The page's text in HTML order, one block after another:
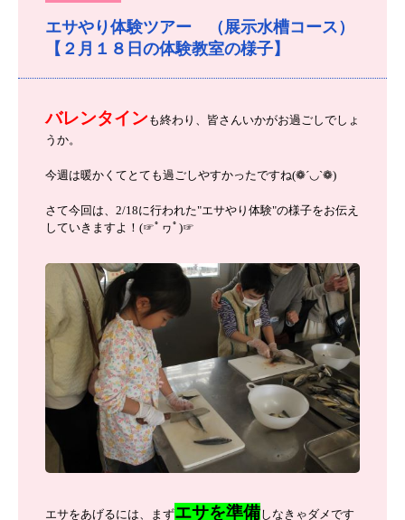
エサやり体験ツアー （展示水槽コース）
【２月１８日の体験教室の様子】
バレンタイン も終わり、皆さんいかがお過ごしでしょ
うか。
今週は暖かくてとても過ごしやすかったですね(❁´◡`❁)
さて今回は、2/18に行われた"エサやり体験"の様子をお伝え
していきますよ！(☞ﾟヮﾟ)☞
エサをあげるには、まずエサを準備しなきゃダメです